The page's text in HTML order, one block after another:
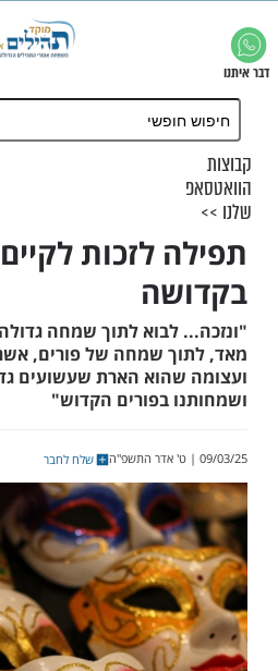
לזכות לקיים
לתוך שמחה גדולה
הארת שעשועים גדולים
בפורים הקדוש"
שלח לחבר